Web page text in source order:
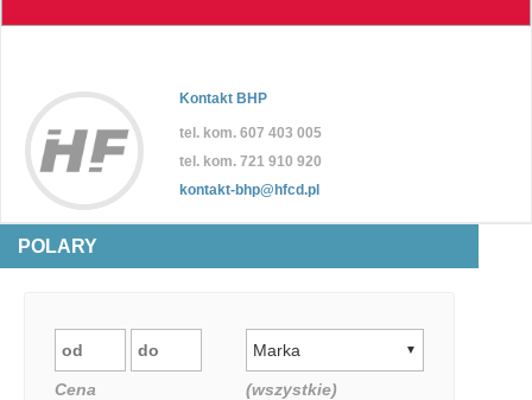
Kontakt BHP
tel. kom. 607 403 005
tel. kom. 721 910 920
kontakt-bhp@hfcd.pl
POLARY
Cena
▼
Marka
(wszystkie)